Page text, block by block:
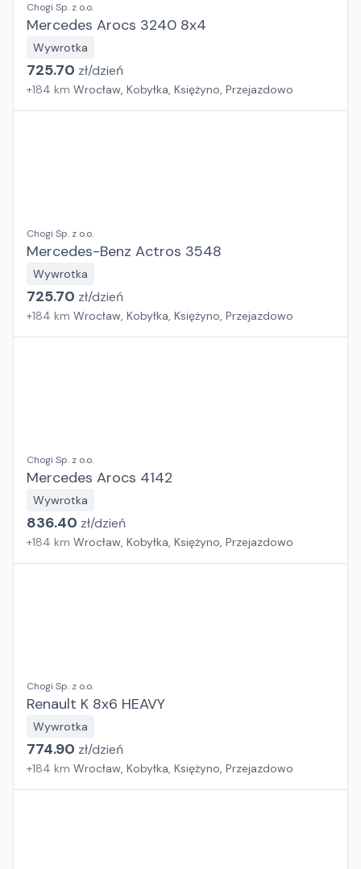
Chogi Sp. z o.o.
Mercedes Arocs 3240 8x4
Wywrotka
725.70 zł/dzień
+184 km Wrocław, Kobyłka, Księżyno, Przejazdowo
Chogi Sp. z o.o.
Mercedes-Benz Actros 3548
Wywrotka
725.70 zł/dzień
+184 km Wrocław, Kobyłka, Księżyno, Przejazdowo
Chogi Sp. z o.o.
Mercedes Arocs 4142
Wywrotka
836.40 zł/dzień
+184 km Wrocław, Kobyłka, Księżyno, Przejazdowo
Chogi Sp. z o.o.
Renault K 8x6 HEAVY
Wywrotka
774.90 zł/dzień
+184 km Wrocław, Kobyłka, Księżyno, Przejazdowo